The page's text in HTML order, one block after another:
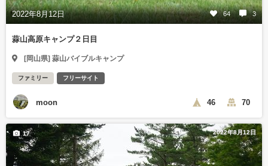
2022年8月12日 64 3
蒜山高原キャンプ２日目
[岡山県] 蒜山バイブルキャンプ
ファミリー フリーサイト
moon 46 70
2022年8月12日
17